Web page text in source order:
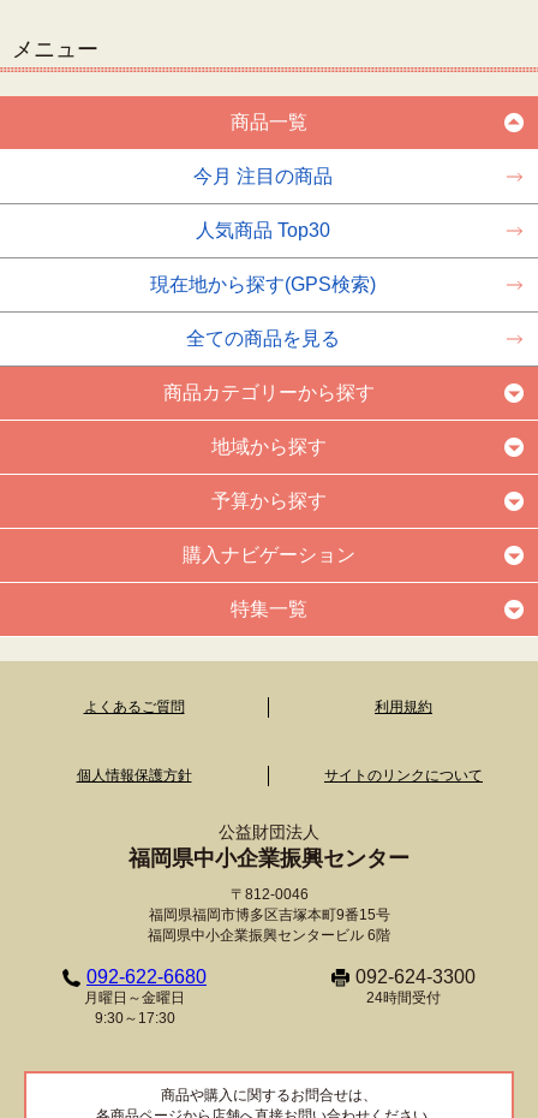
メニュー
商品一覧
今月 注目の商品
人気商品 Top30
現在地から探す(GPS検索)
全ての商品を見る
商品カテゴリーから探す
地域から探す
予算から探す
購入ナビゲーション
特集一覧
よくあるご質問 利用規約
個人情報保護方針 サイトのリンクについて
公益財団法人
福岡県中小企業振興センター
〒812-0046
福岡県福岡市博多区吉塚本町9番15号
福岡県中小企業振興センタービル 6階
092-622-6680
月曜日～金曜日
9:30～17:30
092-624-3300
24時間受付
商品や購入に関するお問合せは、